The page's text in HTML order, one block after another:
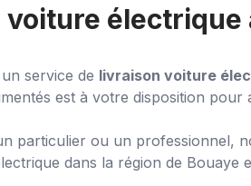
voiture électrique
service de livraison voiture
est à votre disposition
particulier ou un professionnel,
dans la région de Bouaye